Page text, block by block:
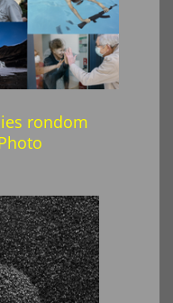
rondom